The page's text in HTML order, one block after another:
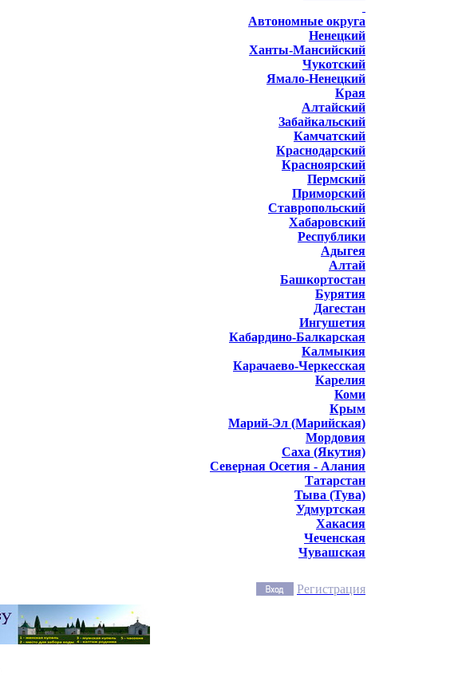
Автономные округа
Ненецкий
Ханты-Мансийский
Чукотский
Ямало-Ненецкий
Края
Алтайский
Забайкальский
Камчатский
Краснодарский
Красноярский
Пермский
Приморский
Ставропольский
Хабаровский
Республики
Адыгея
Алтай
Башкортостан
Бурятия
Дагестан
Ингушетия
Кабардино-Балкарская
Калмыкия
Карачаево-Черкесская
Карелия
Коми
Крым
Марий-Эл (Марийская)
Мордовия
Саха (Якутия)
Северная Осетия - Алания
Татарстан
Тыва (Тува)
Удмуртская
Хакасия
Чеченская
Чувашская
Регистрация